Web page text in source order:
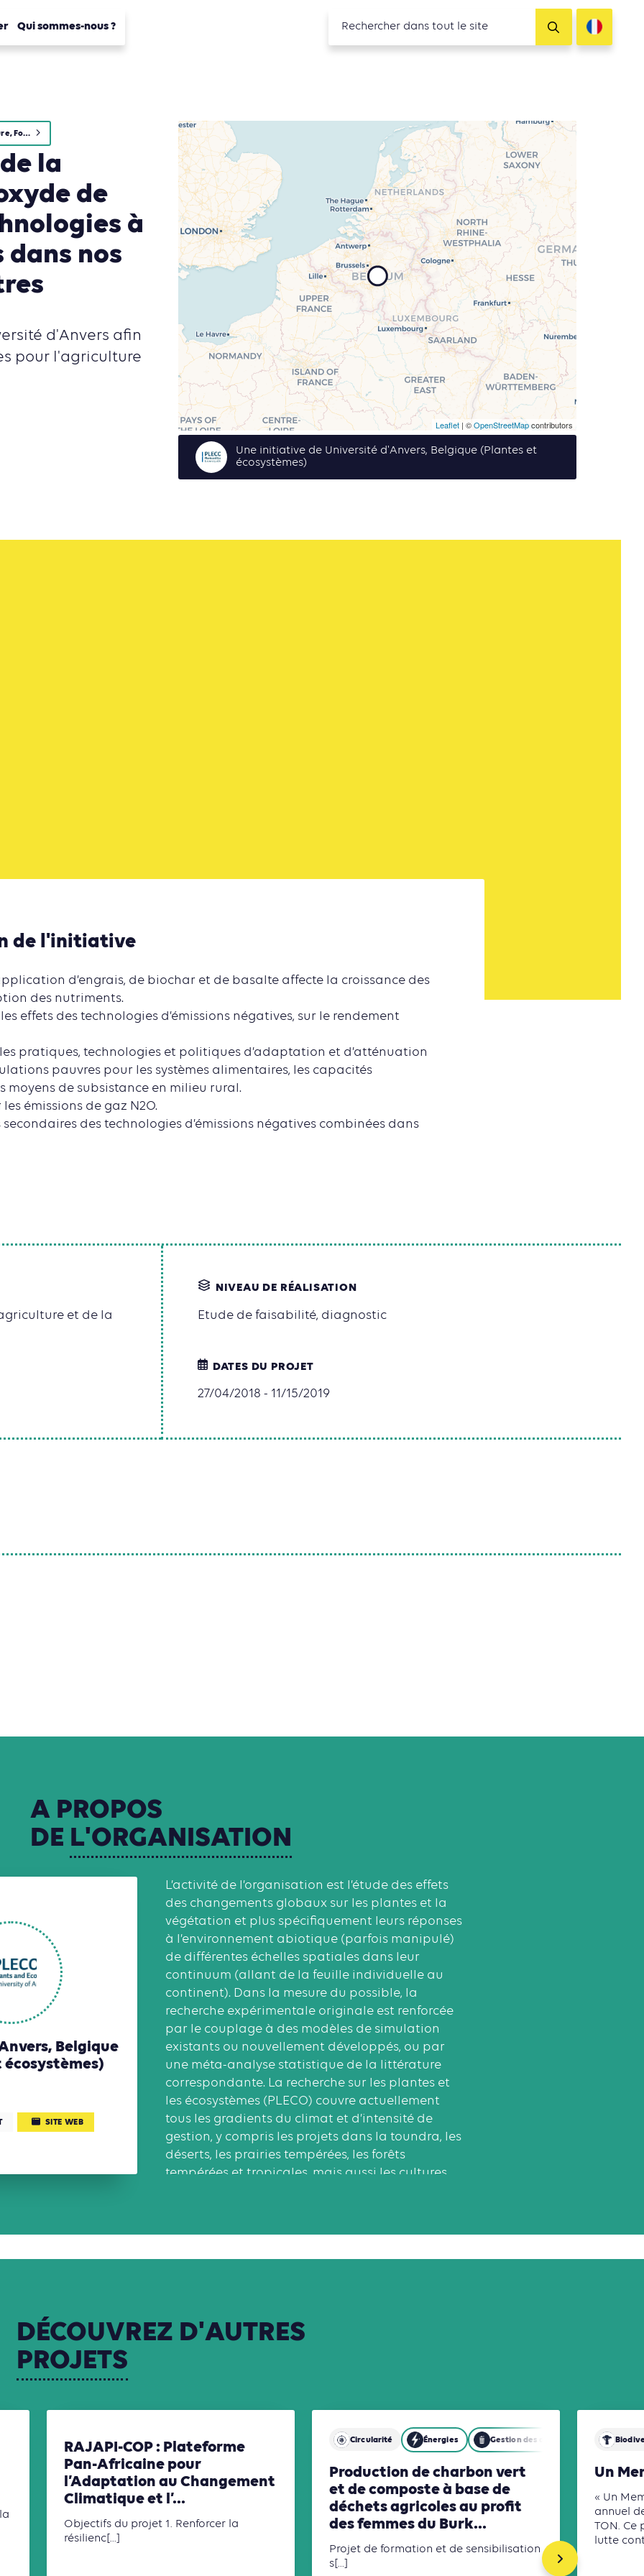
Qui sommes-nous ?
Agriculture, Foresterie et Usages des sols
la
de
à
nos
d'Anvers afin
pour l'agriculture
Leaflet | ©OpenStreetMapcontributors
Une initiative de Université d'Anvers, Belgique (Plantes et
écosystèmes)
de l'initiative
d’engrais, de biochar et de basalte affecte la croissance des
des nutriments.
effets des technologies d’émissions négatives, sur le rendement
pratiques, technologies et politiques d’adaptation et d’atténuation
pauvres pour les systèmes alimentaires, les capacités
moyens de subsistance en milieu rural.
émissions de gaz N2O.
des technologies d’émissions négatives combinées dans
et de la
NIVEAU DE RÉALISATION
Etude de faisabilité, diagnostic
DATES DU PROJET
27/04/2018 - 11/15/2019
A PROPOS
DE L'ORGANISATION
Belgique
SITE WEB
L’activité de l’organisation est l’étude des effets
des changements globaux sur les plantes et la
végétation et plus spécifiquement leurs réponses
à l’environnement abiotique (parfois manipulé)
de différentes échelles spatiales dans leur
continuum (allant de la feuille individuelle au
continent). Dans la mesure du possible, la
recherche expérimentale originale est renforcée
par le couplage à des modèles de simulation
existants ou nouvellement développés, ou par
une méta-analyse statistique de la littérature
correspondante. La recherche sur les plantes et
les écosystèmes (PLECO) couvre actuellement
tous les gradients du climat et d’intensité de
gestion, y compris les projets dans la toundra, les
déserts, les prairies tempérées, les forêts
tempérées et tropicales, mais aussi les cultures
DÉCOUVREZ D'AUTRES
PROJETS
RAJAPI-COP : Plateforme
Pan-Africaine pour
l’Adaptation au Changement
Climatique et l’...
Objectifs du projet 1. Renforcer la
résilienc[...]
Circularité Énergies Gestion des déchets
Production de charbon vert
et de composte à base de
déchets agricoles au profit
des femmes du Burk...
Projet de formation et de sensibilisation
s[...]
Un
« Un
annuel
TON. Ce
lutte